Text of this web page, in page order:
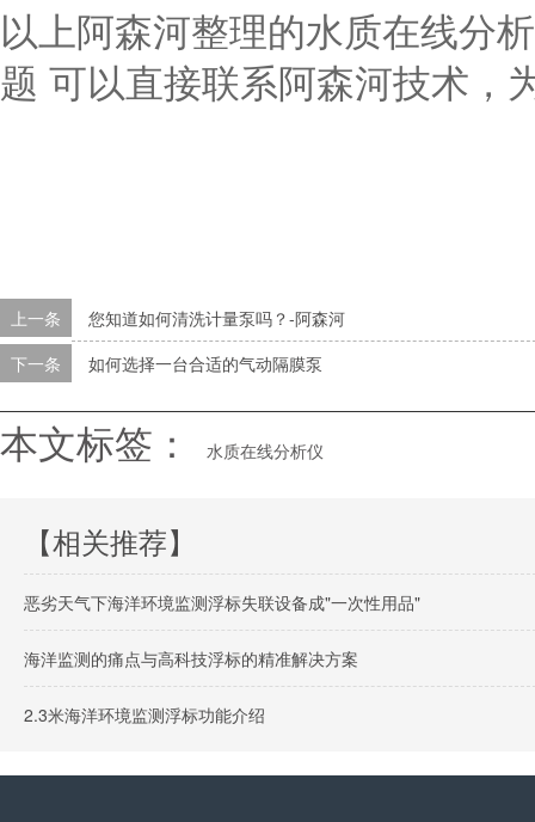
以上阿森河整理的水质在线分
题 可以直接联系阿森河技术，
上一条
您知道如何清洗计量泵吗？-阿森河
下一条
如何选择一台合适的气动隔膜泵
本文标签： 水质在线分析仪
【相关推荐】
恶劣天气下海洋环境监测浮标失联设备成"一次性用品"
海洋监测的痛点与高科技浮标的精准解决方案
2.3米海洋环境监测浮标功能介绍